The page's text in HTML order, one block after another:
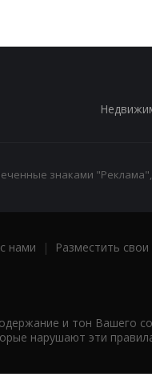
знаками
нами | Разместить
и тон Вашего
нарушают эти